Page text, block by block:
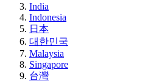
India
Indonesia
日本
대한민국
Malaysia
Singapore
台灣